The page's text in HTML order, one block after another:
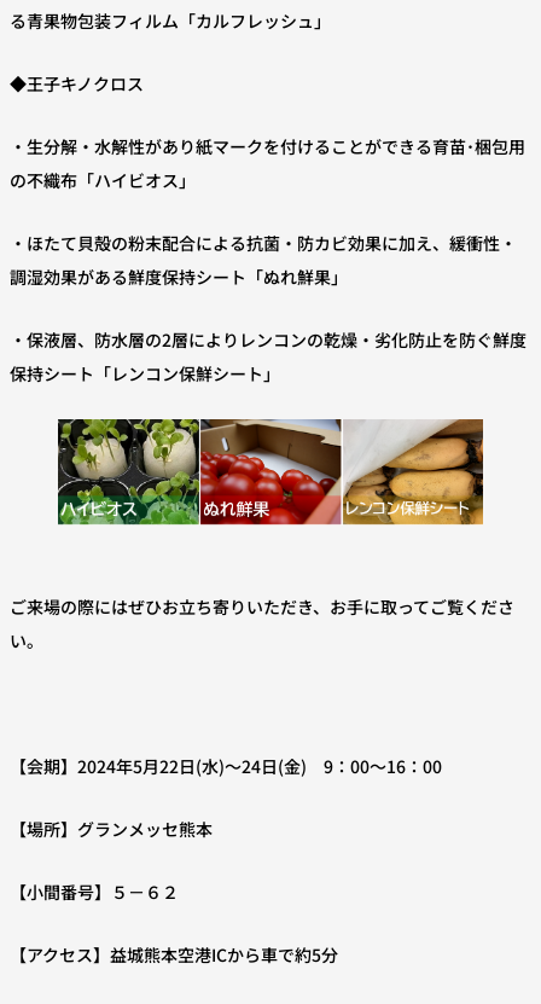
る青果物包装フィルム「カルフレッシュ」
◆王子キノクロス
・生分解・水解性があり紙マークを付けることができる育苗･梱包用
の不織布「ハイビオス」
・ほたて貝殻の粉末配合による抗菌・防カビ効果に加え、緩衝性・
調湿効果がある鮮度保持シート「ぬれ鮮果」
・保液層、防水層の2層によりレンコンの乾燥・劣化防止を防ぐ鮮度
保持シート「レンコン保鮮シート」
ご来場の際にはぜひお立ち寄りいただき、お手に取ってご覧くださ
い。
【会期】2024年5月22日(水)～24日(金) 9：00～16：00
【場所】グランメッセ熊本
【小間番号】５－６２
【アクセス】益城熊本空港ICから車で約5分